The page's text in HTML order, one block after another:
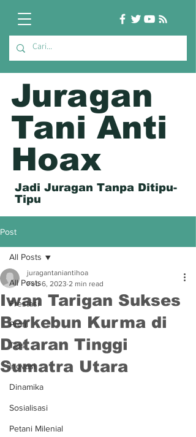
Juragan
Tani Anti
Hoax
Jadi Juragan Tanpa Ditipu-
Tipu
Post
All Posts
Prestasi
Profil
Tips
Inovasi
Dinamika
Sosialisasi
Petani Milenial
All Posts
Iwan Tarigan Sukses
Berkebun Kurma di
Dataran Tinggi
Sumatra Utara
juragantaniantihoa
Feb 6, 2023 2 min read